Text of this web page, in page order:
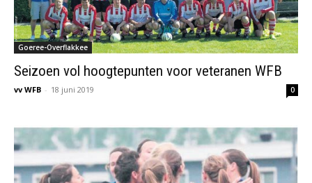
Goeree-Overflakkee
Seizoen vol hoogtepunten voor veteranen WFB
vv WFB - 18 juni 2019 0